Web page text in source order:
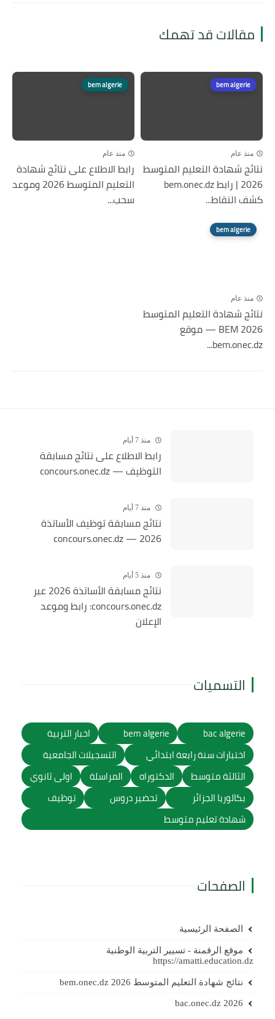
مقالات قد تهمك
bem algerie
منذ عام
نتائج شهادة التعليم المتوسط
2026 | رابط bem.onec.dz
كشف النقاط...
bem algerie
منذ عام
رابط الاطلاع على نتائج شهادة
التعليم المتوسط 2026 وموعد
سحب...
bem algerie
منذ عام
نتائج شهادة التعليم المتوسط
2026 BEM — موقع
bem.onec.dz...
منذ 7 أيام
رابط الاطلاع على نتائج مسابقة
التوظيف — concours.onec.dz
منذ 7 أيام
نتائج مسابقة توظيف الأساتذة
2026 — concours.onec.dz
منذ 5 أيام
نتائج مسابقة الأساتذة 2026 عبر
concours.onec.dz: رابط وموعد
الإعلان
التسميات
bac algerie
bem algerie
اخبار التربية
اختبارات سنة رابعة ابتدائي
التسجيلات الجامعية
الثالثة متوسط
الدكتوراه المراسلة
اولى ثانوي
بكالوريا الجزائر
تحضير دروس
توظيف
شهادة تعليم متوسط
الصفحات
الصفحة الرئيسية
موقع الرقمنة - تسيير التربية الوطنية
https://amatti.education.dz
نتائج شهادة التعليم المتوسط 2026 bem.onec.dz
bac.onec.dz 2026